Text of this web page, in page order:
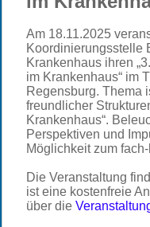
Am 18.11.2025
Koordinierungsstelle
Krankenhaus ihren
im Krankenhaus“ im
Regensburg. Thema
freundlicher
Krankenhaus“.
Perspektiven und
Möglichkeit zum
Die Veranstaltung
ist eine kostenfreie
über die